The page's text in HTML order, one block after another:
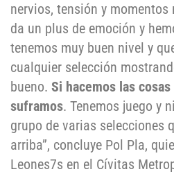
nervios, tensión y momentos
da un plus de emoción y
tenemos muy buen nivel y
cualquier selección
bueno. Si hacemos las
suframos. Tenemos juego y
grupo de varias selecciones
arriba”, concluye Pol Pla,
Leones7s en el Cívitas